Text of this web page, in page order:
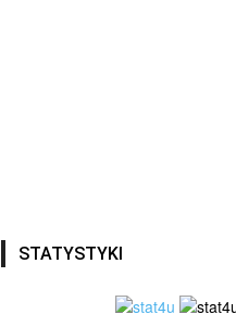
STATYSTYKI